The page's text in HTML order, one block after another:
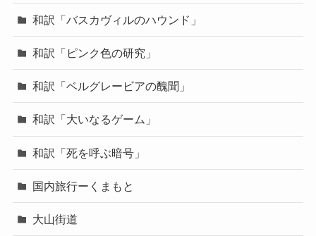
和訳「バスカヴィルのハウンド」
和訳「ピンク色の研究」
和訳「ベルグレービアの醜聞」
和訳「大いなるゲーム」
和訳「死を呼ぶ暗号」
国内旅行ーくまもと
大山街道